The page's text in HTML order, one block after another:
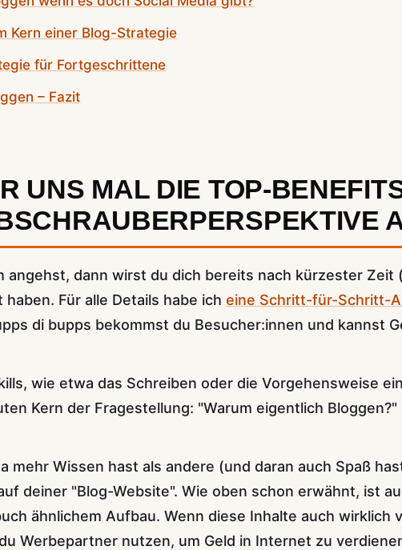
Kern einer Blog-Strategie
für Fortgeschrittene
– Fazit
UNS MAL DIE TOP-
angehst, dann wirst du dich bereits nach kürzester Zeit
Für alle Details habe ich eine Schritt-für-Schritt-
di bupps bekommst du Besucher:innen und kannst
wie etwa das Schreiben oder die Vorgehensweise
Kern der Fragestellung: "Warum eigentlich Bloggen?"
mehr Wissen hast als andere (und daran auch Spaß
deiner "Blog-Website". Wie oben schon erwähnt, ist
ähnlichem Aufbau. Wenn diese Inhalte auch wirklich
Werbepartner nutzen, um Geld in Internet zu